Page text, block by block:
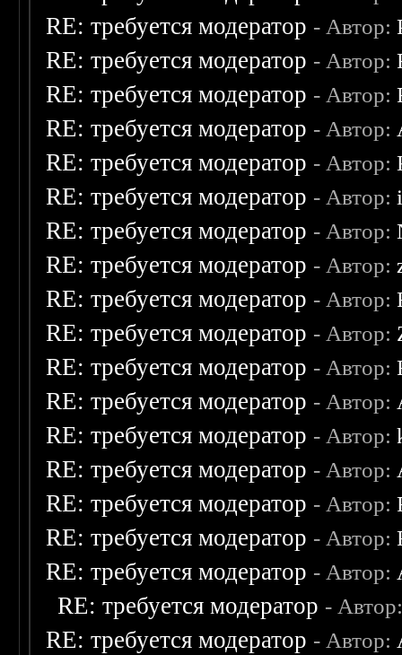
RE: требуется модератор - Автор:
RE: требуется модератор - Автор:
RE: требуется модератор - Автор:
RE: требуется модератор - Автор:
RE: требуется модератор - Автор:
RE: требуется модератор - Автор:
RE: требуется модератор - Автор:
RE: требуется модератор - Автор:
RE: требуется модератор - Автор:
RE: требуется модератор - Автор:
RE: требуется модератор - Автор:
RE: требуется модератор - Автор:
RE: требуется модератор - Автор:
RE: требуется модератор - Автор:
RE: требуется модератор - Автор:
RE: требуется модератор - Автор:
RE: требуется модератор - Автор:
RE: требуется модератор -
RE: требуется модератор - Автор: